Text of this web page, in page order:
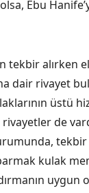
Ebu
tekbir alırken
dair rivayet
üstü
rivayetler de
tekbir
kulak
uygun